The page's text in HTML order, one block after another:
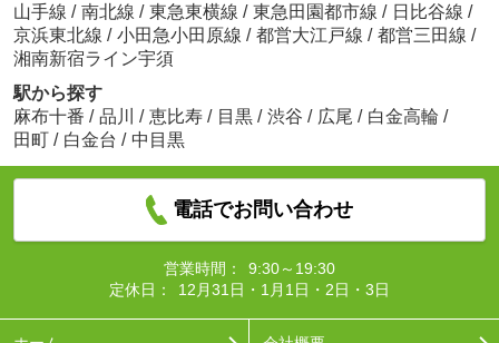
山手線 / 南北線 / 東急東横線 / 東急田園都市線 / 日比谷線 /
京浜東北線 / 小田急小田原線 / 都営大江戸線 / 都営三田線 /
湘南新宿ライン宇須
駅から探す
麻布十番 / 品川 / 恵比寿 / 目黒 / 渋谷 / 広尾 / 白金高輪 /
田町 / 白金台 / 中目黒
電話でお問い合わせ
営業時間：
9:30～19:30
定休日：
12月31日・1月1日・2日・3日